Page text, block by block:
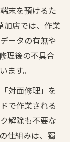
末を預けるた
加店では、作業
ータの有無や
理後の不具合
ます。
対面修理」を
で作業される
解除も不要な
仕組みは、獨